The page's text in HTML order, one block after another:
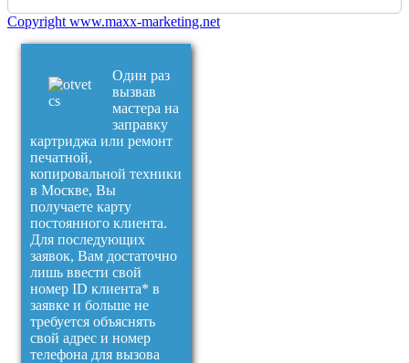
Copyright www.maxx-marketing.net
Один раз
вызвав
мастера на
заправку
картриджа или ремонт
печатной,
копировальной техники
в Москве, Вы
получаете карту
постоянного клиента.
Для последующих
заявок, Вам достаточно
лишь ввести свой
номер ID клиента* в
заявке и больше не
требуется объяснять
свой адрес и номер
телефона для вызова